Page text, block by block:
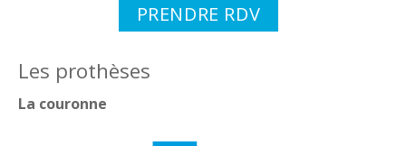
PRENDRE RDV
Les prothèses
La couronne